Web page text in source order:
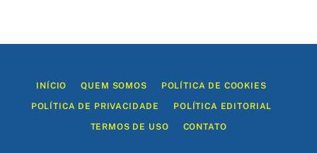
INÍCIO QUEM SOMOS POLÍTICA DE COOKIES
POLÍTICA DE PRIVACIDADE POLÍTICA EDITORIAL
TERMOS DE USO CONTATO